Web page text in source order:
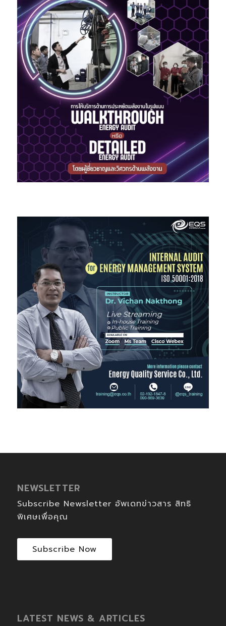
NEWSLETTER
Subscribe Newsletter อัพเดทข่าวสาร สิทธิ
พิเศษเพื่อคุณ
Subscribe Now
LATEST NEWS & ARTICLES